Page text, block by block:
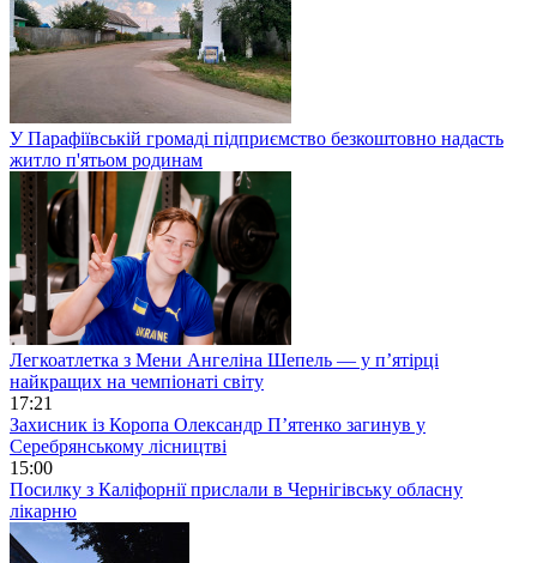
У Парафіївській громаді підприємство безкоштовно надасть
житло п'ятьом родинам
Легкоатлетка з Мени Ангеліна Шепель — у п’ятірці
найкращих на чемпіонаті світу
17:21
Захисник із Коропа Олександр П’ятенко загинув у
Серебрянському лісництві
15:00
Посилку з Каліфорнії прислали в Чернігівську обласну
лікарню